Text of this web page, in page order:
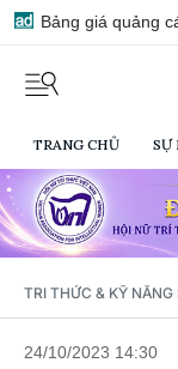
Bảng giá quảng
TRANG CHỦ SỰ
TRI THỨC & KỸ NĂNG
24/10/2023 14:30